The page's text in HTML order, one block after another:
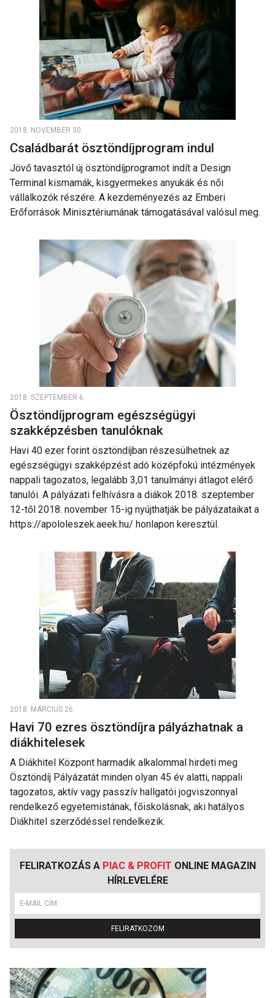
2018. NOVEMBER 30.
Családbarát ösztöndíjprogram indul
Jövő tavasztól új ösztöndíjprogramot indít a Design
Terminal kismamák, kisgyermekes anyukák és női
vállalkozók részére. A kezdeményezés az Emberi
Erőforrások Minisztériumának támogatásával valósul meg.
2018. SZEPTEMBER 6.
Ösztöndíjprogram egészségügyi
szakképzésben tanulóknak
Havi 40 ezer forint ösztöndíjban részesülhetnek az
egészségügyi szakképzést adó középfokú intézmények
nappali tagozatos, legalább 3,01 tanulmányi átlagot elérő
tanulói. A pályázati felhívásra a diákok 2018. szeptember
12-től 2018. november 15-ig nyújthatják be pályázataikat a
https://apololeszek.aeek.hu/ honlapon keresztül.
2018. MÁRCIUS 26.
Havi 70 ezres ösztöndíjra pályázhatnak a
diákhitelesek
A Diákhitel Központ harmadik alkalommal hirdeti meg
Ösztöndíj Pályázatát minden olyan 45 év alatti, nappali
tagozatos, aktív vagy passzív hallgatói jogviszonnyal
rendelkező egyetemistának, főiskolásnak, aki hatályos
Diákhitel szerződéssel rendelkezik.
FELIRATKOZÁS A PIAC & PROFIT ONLINE MAGAZIN
HÍRLEVELÉRE
FELIRATKOZOM